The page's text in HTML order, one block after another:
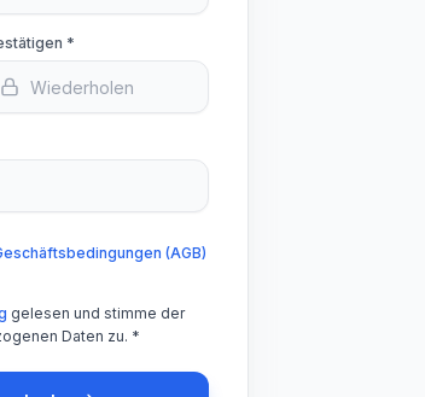
*
(AGB)
gelesen und stimme der
Daten zu. *